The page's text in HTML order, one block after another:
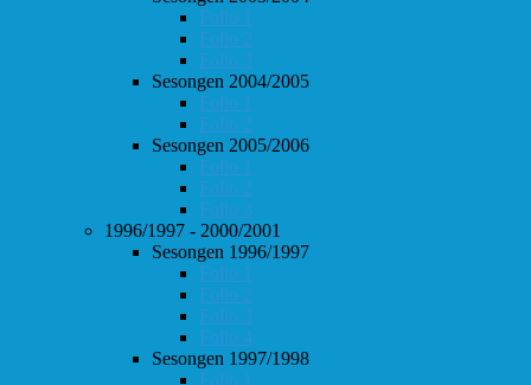
Follo 1
Follo 2
Follo 3
Sesongen 2004/2005
Follo 1
Follo 2
Sesongen 2005/2006
Follo 1
Follo 2
Follo 3
1996/1997 - 2000/2001
Sesongen 1996/1997
Follo 1
Follo 2
Follo 3
Follo 4
Sesongen 1997/1998
Follo 1